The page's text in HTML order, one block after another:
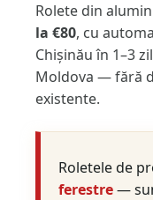
Rolete din
la €80, cu
Chișinău în 1–3
Moldova — fără
existente.
Roletele de
ferestre—